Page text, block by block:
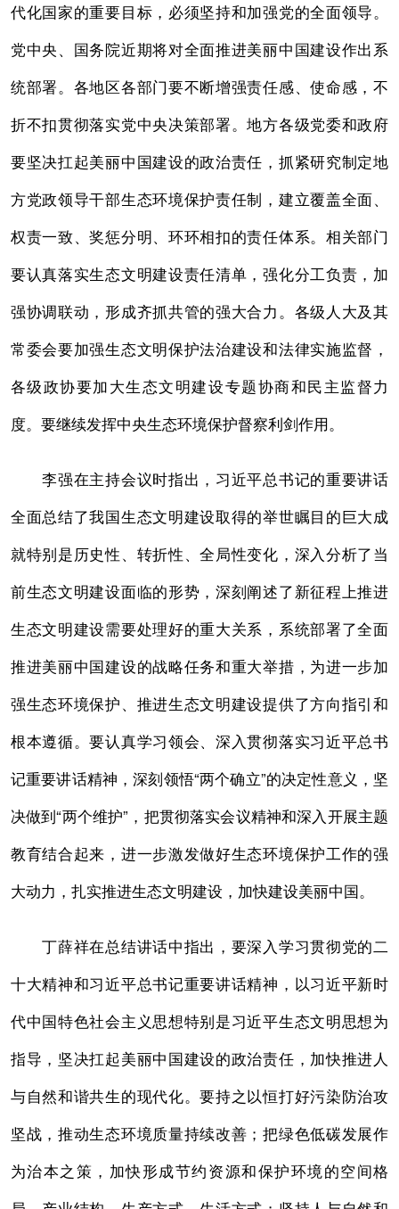
代化国家的重要目标，必须坚持和加强党的全面领导。
党中央、国务院近期将对全面推进美丽中国建设作出系
统部署。各地区各部门要不断增强责任感、使命感，不
折不扣贯彻落实党中央决策部署。地方各级党委和政府
要坚决扛起美丽中国建设的政治责任，抓紧研究制定地
方党政领导干部生态环境保护责任制，建立覆盖全面、
权责一致、奖惩分明、环环相扣的责任体系。相关部门
要认真落实生态文明建设责任清单，强化分工负责，加
强协调联动，形成齐抓共管的强大合力。各级人大及其
常委会要加强生态文明保护法治建设和法律实施监督，
各级政协要加大生态文明建设专题协商和民主监督力
度。要继续发挥中央生态环境保护督察利剑作用。
李强在主持会议时指出，习近平总书记的重要讲话
全面总结了我国生态文明建设取得的举世瞩目的巨大成
就特别是历史性、转折性、全局性变化，深入分析了当
前生态文明建设面临的形势，深刻阐述了新征程上推进
生态文明建设需要处理好的重大关系，系统部署了全面
推进美丽中国建设的战略任务和重大举措，为进一步加
强生态环境保护、推进生态文明建设提供了方向指引和
根本遵循。要认真学习领会、深入贯彻落实习近平总书
记重要讲话精神，深刻领悟“两个确立”的决定性意义，坚
决做到“两个维护”，把贯彻落实会议精神和深入开展主题
教育结合起来，进一步激发做好生态环境保护工作的强
大动力，扎实推进生态文明建设，加快建设美丽中国。
丁薛祥在总结讲话中指出，要深入学习贯彻党的二
十大精神和习近平总书记重要讲话精神，以习近平新时
代中国特色社会主义思想特别是习近平生态文明思想为
指导，坚决扛起美丽中国建设的政治责任，加快推进人
与自然和谐共生的现代化。要持之以恒打好污染防治攻
坚战，推动生态环境质量持续改善；把绿色低碳发展作
为治本之策，加快形成节约资源和保护环境的空间格